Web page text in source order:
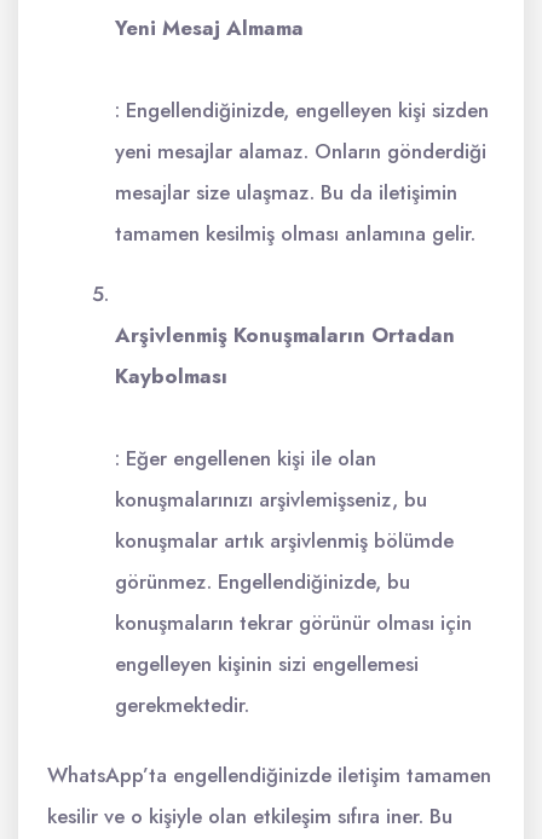
Yeni Mesaj Almama
: Engellendiğinizde, engelleyen kişi sizden
yeni mesajlar alamaz. Onların gönderdiği
mesajlar size ulaşmaz. Bu da iletişimin
tamamen kesilmiş olması anlamına gelir.
Arşivlenmiş Konuşmaların Ortadan
Kaybolması
: Eğer engellenen kişi ile olan
konuşmalarınızı arşivlemişseniz, bu
konuşmalar artık arşivlenmiş bölümde
görünmez. Engellendiğinizde, bu
konuşmaların tekrar görünür olması için
engelleyen kişinin sizi engellemesi
gerekmektedir.
WhatsApp’ta engellendiğinizde iletişim tamamen
kesilir ve o kişiyle olan etkileşim sıfıra iner. Bu